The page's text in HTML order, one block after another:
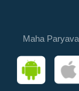
Maha